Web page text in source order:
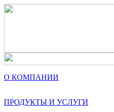
О КОМПАНИИ
ПРОДУКТЫ И УСЛУГИ